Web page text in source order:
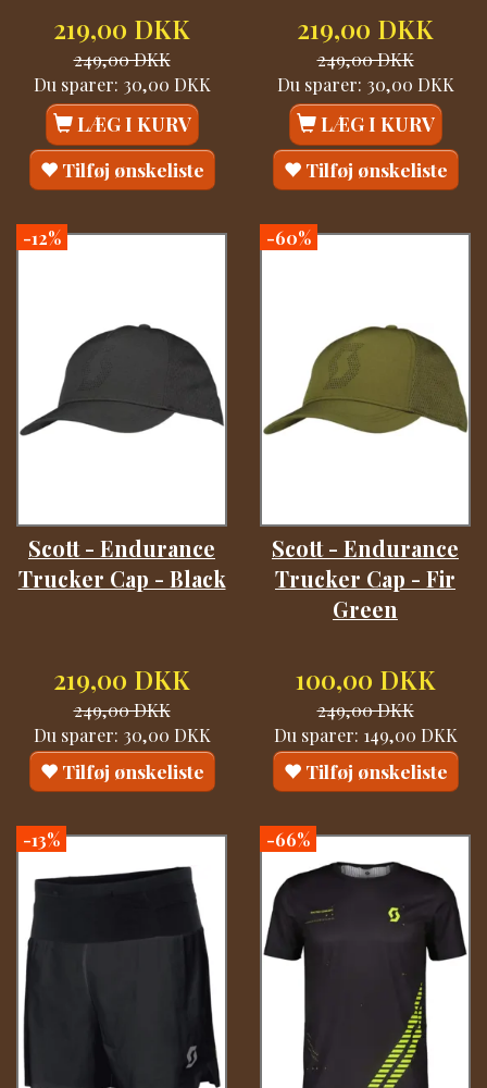
219,00 DKK
249,00 DKK
Du sparer: 30,00 DKK
LÆG I KURV
Tilføj ønskeliste
219,00 DKK
249,00 DKK
Du sparer: 30,00 DKK
LÆG I KURV
Tilføj ønskeliste
-12%
Scott - Endurance
Trucker Cap - Black
219,00 DKK
249,00 DKK
Du sparer: 30,00 DKK
Tilføj ønskeliste
-60%
Scott - Endurance
Trucker Cap - Fir
Green
100,00 DKK
249,00 DKK
Du sparer: 149,00 DKK
Tilføj ønskeliste
-13% -66%